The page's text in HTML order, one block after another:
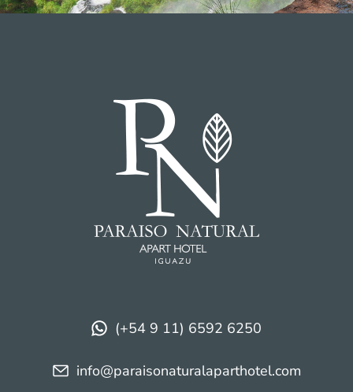
(+54 9 11) 6592 6250
info@paraisonaturalaparthotel.com